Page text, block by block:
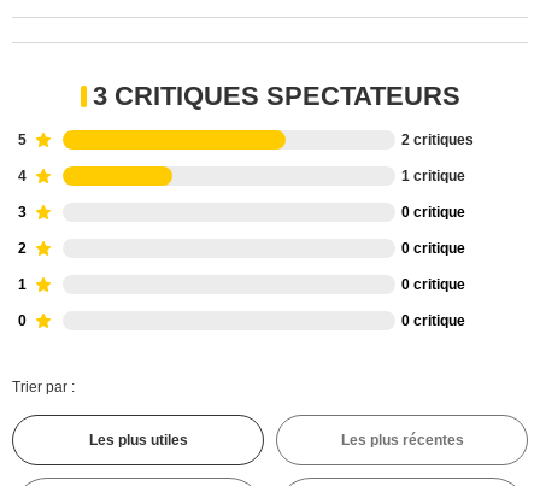
3 CRITIQUES SPECTATEURS
5 2 critiques
4 1 critique
3 0 critique
2 0 critique
1 0 critique
0 0 critique
Trier par :
Les plus utiles Les plus récentes